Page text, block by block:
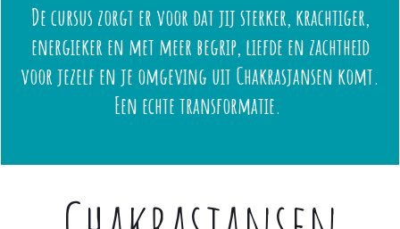
De cursus zorgt er voor dat jij sterker, krachtiger,
energieker en met meer begrip, liefde en zachtheid
voor jezelf en je omgeving uit Chakrasjansen komt.
Een echte transformatie.